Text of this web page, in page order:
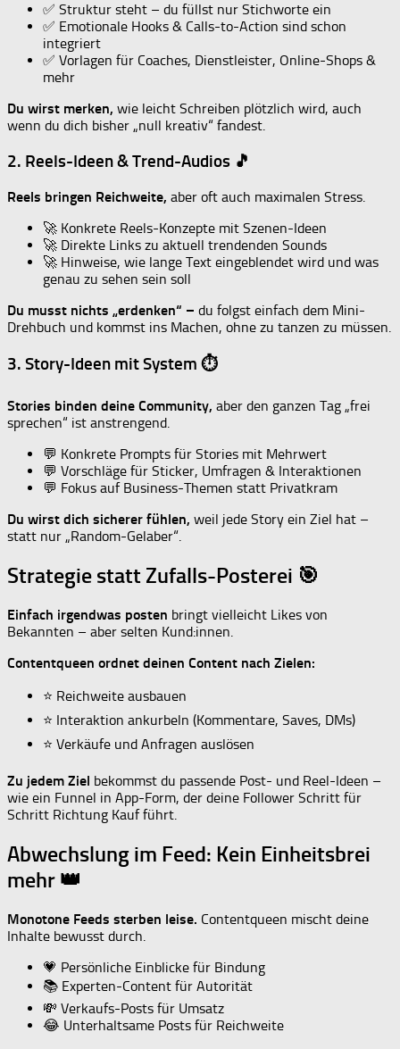
✅ Struktur steht – du füllst nur Stichworte ein
✅ Emotionale Hooks & Calls-to-Action sind schon
integriert
✅ Vorlagen für Coaches, Dienstleister, Online-Shops &
mehr
Du wirst merken, wie leicht Schreiben plötzlich wird, auch
wenn du dich bisher „null kreativ“ fandest.
2. Reels-Ideen & Trend-Audios 🎵
Reels bringen Reichweite, aber oft auch maximalen Stress.
🚀 Konkrete Reels-Konzepte mit Szenen-Ideen
🚀 Direkte Links zu aktuell trendenden Sounds
🚀 Hinweise, wie lange Text eingeblendet wird und was
genau zu sehen sein soll
Du musst nichts „erdenken“ – du folgst einfach dem Mini-
Drehbuch und kommst ins Machen, ohne zu tanzen zu müssen.
3. Story-Ideen mit System ⏱
Stories binden deine Community, aber den ganzen Tag „frei
sprechen“ ist anstrengend.
💬 Konkrete Prompts für Stories mit Mehrwert
💬 Vorschläge für Sticker, Umfragen & Interaktionen
💬 Fokus auf Business-Themen statt Privatkram
Du wirst dich sicherer fühlen, weil jede Story ein Ziel hat –
statt nur „Random-Gelaber“.
Strategie statt Zufalls-Posterei 🎯
Einfach irgendwas posten bringt vielleicht Likes von
Bekannten – aber selten Kund:innen.
Contentqueen ordnet deinen Content nach Zielen:
⭐ Reichweite ausbauen
⭐ Interaktion ankurbeln (Kommentare, Saves, DMs)
⭐ Verkäufe und Anfragen auslösen
Zu jedem Ziel bekommst du passende Post- und Reel-Ideen –
wie ein Funnel in App-Form, der deine Follower Schritt für
Schritt Richtung Kauf führt.
Abwechslung im Feed: Kein Einheitsbrei
mehr 👑
Monotone Feeds sterben leise. Contentqueen mischt deine
Inhalte bewusst durch.
💗 Persönliche Einblicke für Bindung
📚 Experten-Content für Autorität
💸 Verkaufs-Posts für Umsatz
😂 Unterhaltsame Posts für Reichweite